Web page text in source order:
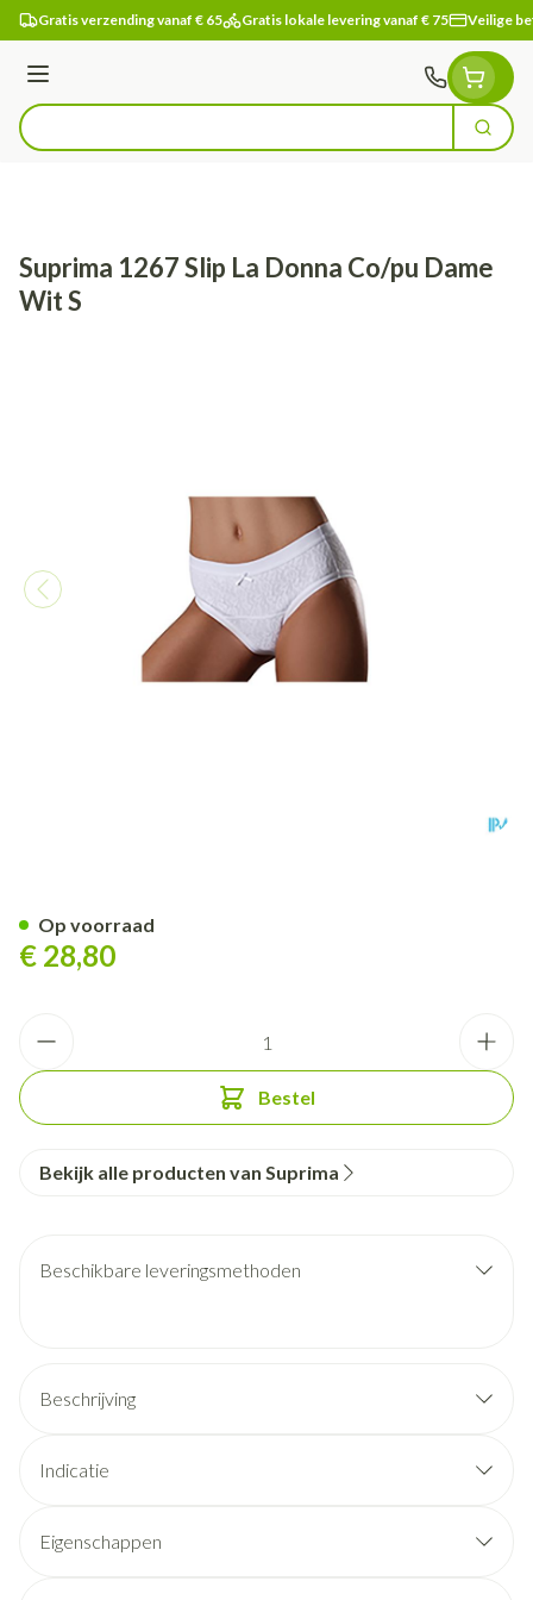
Ga naar de inhoud
Gratis verzending vanaf € 65 Gratis lokale levering vanaf € 75 Veilige
Menu
Product, merk, categorie... Zoek
Suprima 1267 Slip La Donna Co/pu Dame
Wit S
€ 28,80
Bestel
Op voorraad
Bekijk alle producten van Suprima
Beschikbare leveringsmethoden
Beschrijving
Indicatie
Eigenschappen